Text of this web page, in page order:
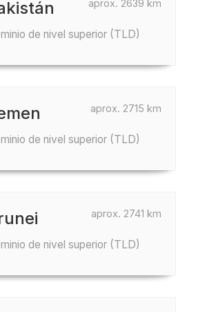
aprox. 2639 km
de nivel superior (TLD)
aprox. 2715 km
de nivel superior (TLD)
aprox. 2741 km
de nivel superior (TLD)